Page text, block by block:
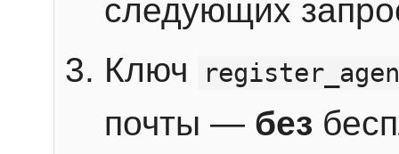
следующих
Ключ
почты — без